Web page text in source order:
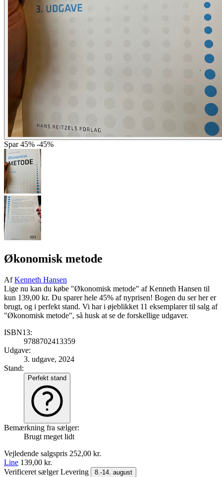
Spar 45% -45%
Økonomisk metode
AfKenneth Hansen
Lige nu kan du købe "Økonomisk metode" af Kenneth Hansen til
kun 139,00 kr. Du sparer hele 45% af nyprisen! Bogen du ser her er
brugt, og i perfekt stand. Vi har i øjeblikket 11 eksemplarer til salg af
"Økonomisk metode", så husk at se de forskellige udgaver.
ISBN13:
9788702413359
Udgave:
3. udgave, 2024
Stand:
Perfekt stand
Bemærkning fra sælger:
Brugt meget lidt
Vejledende salgspris 252,00 kr.
Line 139,00 kr.
Verificeret sælgerLevering 8.-14. august